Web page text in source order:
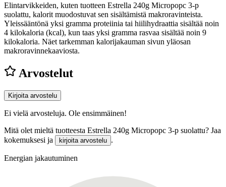
Elintarvikkeiden, kuten tuotteen Estrella 240g Micropopc 3-p
suolattu, kalorit muodostuvat sen sisältämistä makroravinteista.
Yleissääntönä yksi gramma proteiinia tai hiilihydraattia sisältää noin
4 kilokaloria (kcal), kun taas yksi gramma rasvaa sisältää noin 9
kilokaloria. Näet tarkemman kalorijakauman sivun yläosan
makroravinnekaaviosta.
Arvostelut
Kirjoita arvostelu
Ei vielä arvosteluja. Ole ensimmäinen!
Mitä olet mieltä tuotteesta Estrella 240g Micropopc 3-p suolattu? Jaa
kokemuksesi ja
kirjoita arvostelu .
Energian jakautuminen